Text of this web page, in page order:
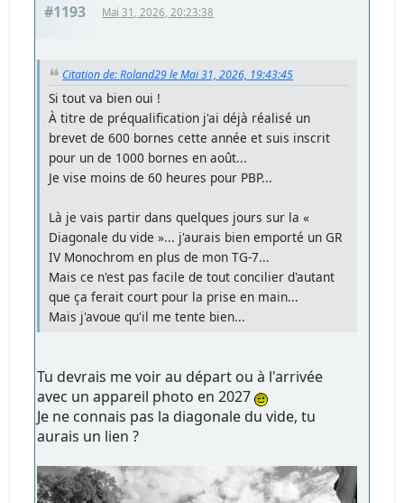
#1193 Mai 31, 2026, 20:23:38
Citation de: Roland29 le Mai 31, 2026, 19:43:45
Si tout va bien oui !
À titre de préqualification j'ai déjà réalisé un
brevet de 600 bornes cette année et suis inscrit
pour un de 1000 bornes en août...
Je vise moins de 60 heures pour PBP...
Là je vais partir dans quelques jours sur la «
Diagonale du vide »... j'aurais bien emporté un GR
IV Monochrom en plus de mon TG-7...
Mais ce n'est pas facile de tout concilier d'autant
que ça ferait court pour la prise en main...
Mais j'avoue qu'il me tente bien...
Tu devrais me voir au départ ou à l'arrivée
avec un appareil photo en 2027
Je ne connais pas la diagonale du vide, tu
aurais un lien ?